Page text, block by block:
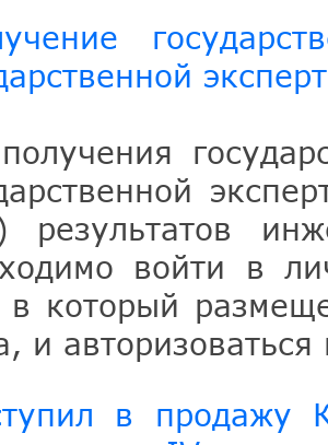
результатов
войти в
в который
и
в продажу